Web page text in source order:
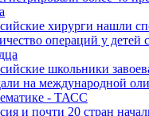
хирурги нашли
операций у детей
школьники
на международной
- ТАСС
и почти 20 стран